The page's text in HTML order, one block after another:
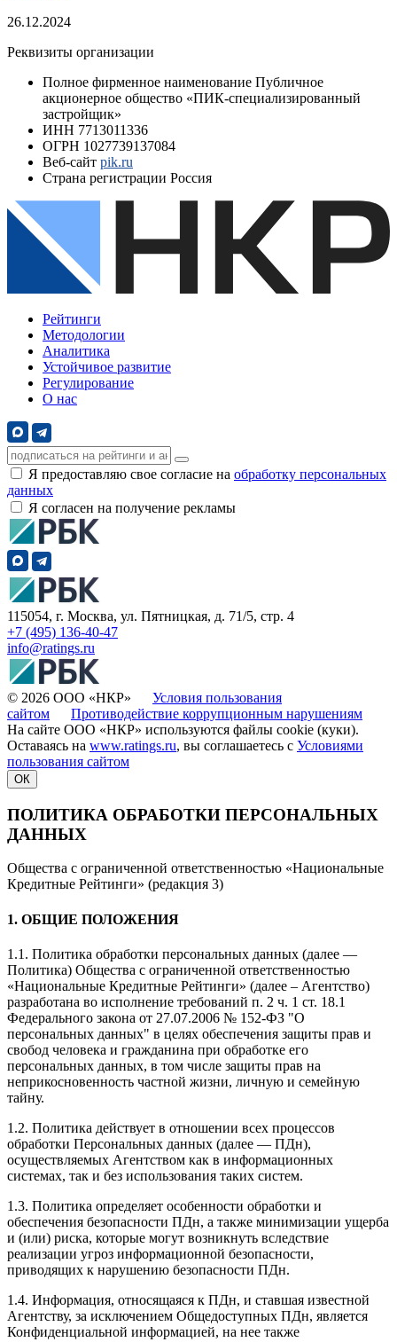
26.12.2024
Реквизиты организации
Полное фирменное наименование Публичное
акционерное общество «ПИК-специализированный
застройщик»
ИНН 7713011336
ОГРН 1027739137084
Веб-сайт pik.ru
Страна регистрации Россия
Рейтинги
Методологии
Аналитика
Устойчивое развитие
Регулирование
О нас
Я предоставляю свое согласие на обработку персональных
данных
Я согласен на получение рекламы
115054, г. Москва, ул. Пятницкая, д. 71/5, стр. 4
+7 (495) 136-40-47
info@ratings.ru
© 2026 ООО «НКР» Условия пользования
сайтом
Противодействие коррупционным нарушениям
На сайте ООО «НКР» используются файлы cookie (куки).
Оставаясь на www.ratings.ru, вы соглашаетесь с Условиями
пользования сайтом
ОК
ПОЛИТИКА ОБРАБОТКИ ПЕРСОНАЛЬНЫХ
ДАННЫХ
Общества с ограниченной ответственностью «Национальные
Кредитные Рейтинги» (редакция 3)
1. ОБЩИЕ ПОЛОЖЕНИЯ
1.1. Политика обработки персональных данных (далее —
Политика) Общества с ограниченной ответственностью
«Национальные Кредитные Рейтинги» (далее – Агентство)
разработана во исполнение требований п. 2 ч. 1 ст. 18.1
Федерального закона от 27.07.2006 № 152-ФЗ "О
персональных данных" в целях обеспечения защиты прав и
свобод человека и гражданина при обработке его
персональных данных, в том числе защиты прав на
неприкосновенность частной жизни, личную и семейную
тайну.
1.2. Политика действует в отношении всех процессов
обработки Персональных данных (далее — ПДн),
осуществляемых Агентством как в информационных
системах, так и без использования таких систем.
1.3. Политика определяет особенности обработки и
обеспечения безопасности ПДн, а также минимизации ущерба
и (или) риска, которые могут возникнуть вследствие
реализации угроз информационной безопасности,
приводящих к нарушению безопасности ПДн.
1.4. Информация, относящаяся к ПДн, и ставшая известной
Агентству, за исключением Общедоступных ПДн, является
Конфиденциальной информацией, на нее также